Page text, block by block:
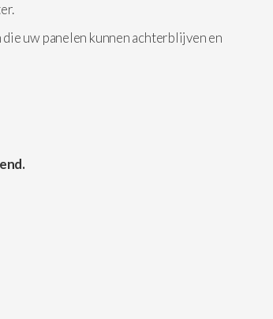
uw panelen kunnen achterblijven en